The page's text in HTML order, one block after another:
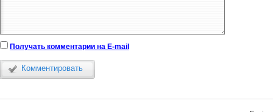
Получать комментарии на E-mail
Комментировать